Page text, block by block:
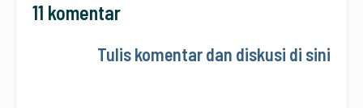
11 komentar
Tulis komentar dan diskusi di sini